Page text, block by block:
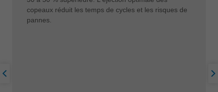
copeaux réduit les temps de cycles et les risques de
pannes.